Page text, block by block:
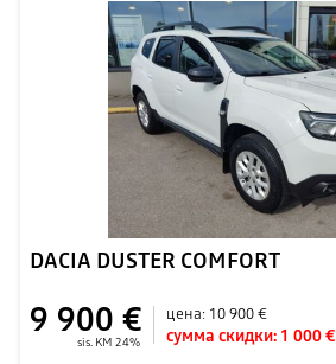
DACIA DUSTER COMFORT
9 900 €
sis. KM 24%
цена: 10 900 €
сумма скидки: 1 000 €